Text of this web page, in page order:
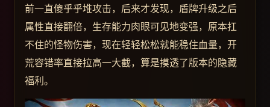
前一直傻乎乎堆攻击，后来才发现，盾牌升级之后
属性直接翻倍，生存能力肉眼可见地变强，原本扛
不住的怪物伤害，现在轻轻松松就能稳住血量，开
荒容错率直接拉高一大截，算是摸透了版本的隐藏
福利。